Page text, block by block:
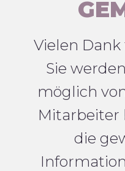
Vielen
Sie
möglich
Mitarbeiter
die